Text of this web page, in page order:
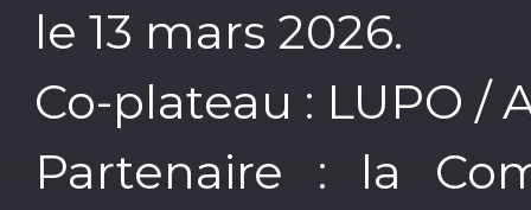
le 13 mars 2026.
Co-plateau : LUPO /
Partenaire : la